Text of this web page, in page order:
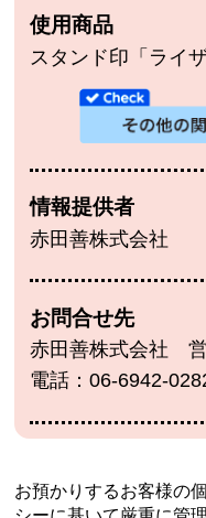
使用商品
スタンド印「ライ
情報提供者
赤田善株式会社
お問合せ先
赤田善株式会社
電話：06-6942-
お預かりするお客様の